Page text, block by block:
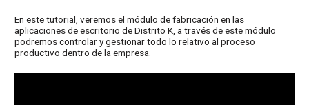
En este tutorial, veremos el módulo de fabricación en las
aplicaciones de escritorio de Distrito K, a través de este módulo
podremos controlar y gestionar todo lo relativo al proceso
productivo dentro de la empresa.